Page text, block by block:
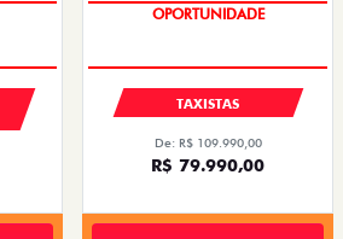
OPORTUNIDADE
TAXISTAS
De: R$ 109.990,00
R$ 79.990,00